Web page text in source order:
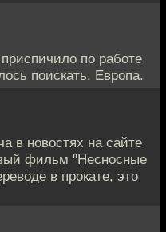
по работе
поискать. Европа.
в новостях на сайте
фильм "Несносные
в прокате, это